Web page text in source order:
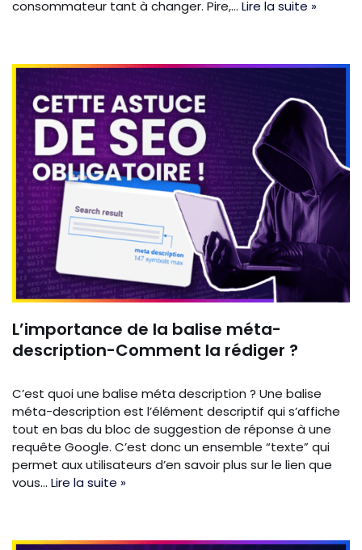
consommateur tant à changer. Pire,… Lire la suite »
L’importance de la balise méta-
description-Comment la rédiger ?
C’est quoi une balise méta description ? Une balise
méta-description est l’élément descriptif qui s’affiche
tout en bas du bloc de suggestion de réponse à une
requête Google. C’est donc un ensemble “texte” qui
permet aux utilisateurs d’en savoir plus sur le lien que
vous… Lire la suite »